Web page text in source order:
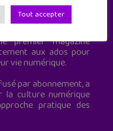
culture numérique
premier magazine
aux ados pour
vie numérique.
par abonnement, a
la culture numérique
pratique des
Tout accepter